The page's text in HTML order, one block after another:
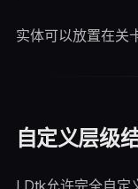
实体可以放置在关
自定义层级
LDtk允许完全自定